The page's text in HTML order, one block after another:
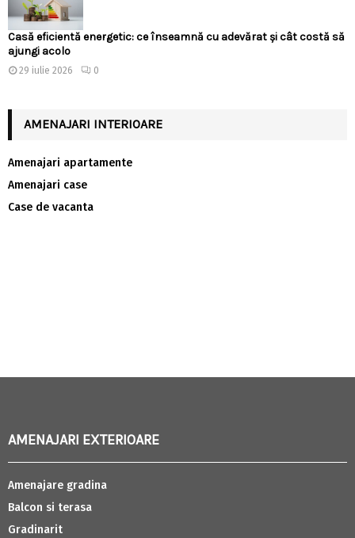
Casă eficientă energetic: ce înseamnă cu adevărat și cât costă să
ajungi acolo
29 iulie 2026 0
AMENAJARI INTERIOARE
Amenajari apartamente
Amenajari case
Case de vacanta
AMENAJARI EXTERIOARE
Amenajare gradina
Balcon si terasa
Gradinarit